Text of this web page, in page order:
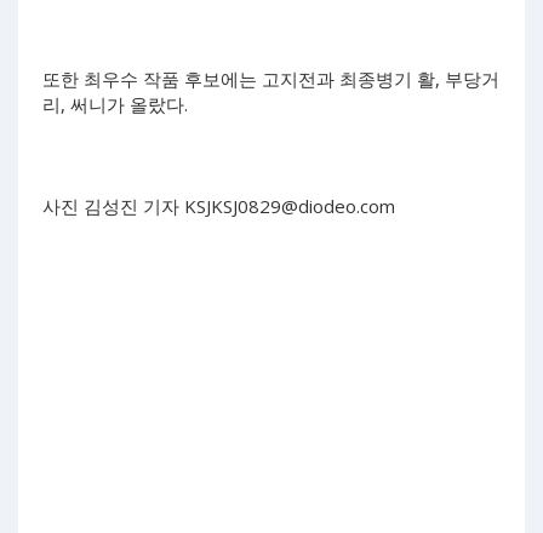
또한 최우수 작품 후보에는 고지전과 최종병기 활, 부당거
리, 써니가 올랐다.
사진 김성진 기자 KSJKSJ0829@diodeo.com